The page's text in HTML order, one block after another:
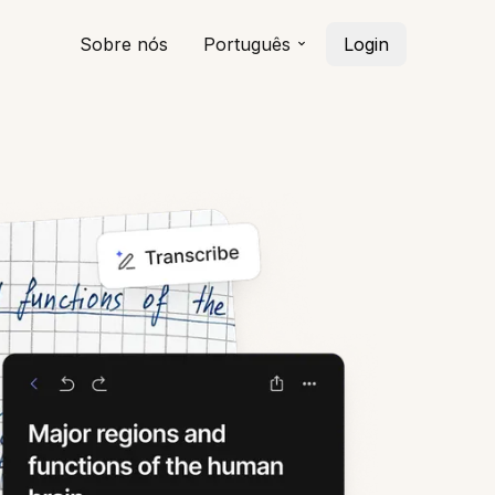
Sobre nós Português Login